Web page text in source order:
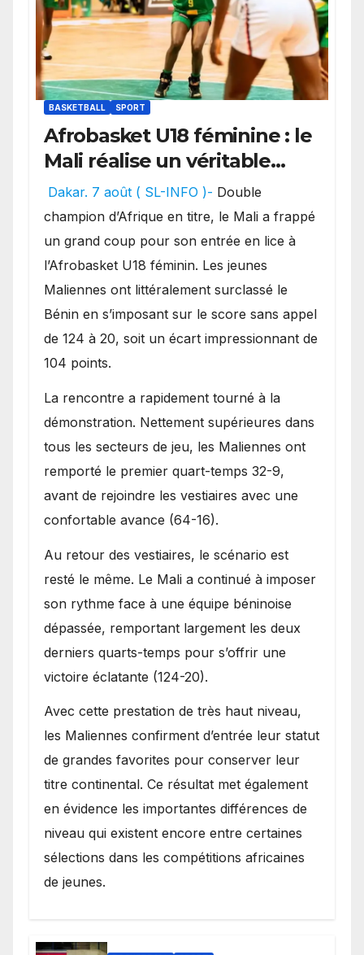
BASKETBALL SPORT
Afrobasket U18 féminine : le
Mali réalise un véritable
festival offensif et inflige
une lourde défaite au
Bénin.
Dakar. 7 août ( SL-INFO )- Double
champion d’Afrique en titre, le Mali a frappé
un grand coup pour son entrée en lice à
l’Afrobasket U18 féminin. Les jeunes
Maliennes ont littéralement surclassé le
Bénin en s’imposant sur le score sans appel
de 124 à 20, soit un écart impressionnant de
104 points.
La rencontre a rapidement tourné à la
démonstration. Nettement supérieures dans
tous les secteurs de jeu, les Maliennes ont
remporté le premier quart-temps 32-9,
avant de rejoindre les vestiaires avec une
confortable avance (64-16).
Au retour des vestiaires, le scénario est
resté le même. Le Mali a continué à imposer
son rythme face à une équipe béninoise
dépassée, remportant largement les deux
derniers quarts-temps pour s’offrir une
victoire éclatante (124-20).
Avec cette prestation de très haut niveau,
les Maliennes confirment d’entrée leur statut
de grandes favorites pour conserver leur
titre continental. Ce résultat met également
en évidence les importantes différences de
niveau qui existent encore entre certaines
sélections dans les compétitions africaines
de jeunes.